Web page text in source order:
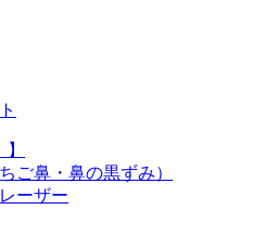
ご鼻・鼻の黒ずみ）
ーザー